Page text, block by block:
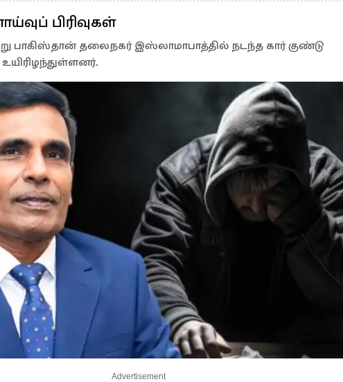
பிரிவுகள்
பாகிஸ்தான் தலைநகர் இஸ்லாமாபாத்தில் நடந்த கார் குண்டு
உயிரிழந்துள்ளனர்.
Advertisement